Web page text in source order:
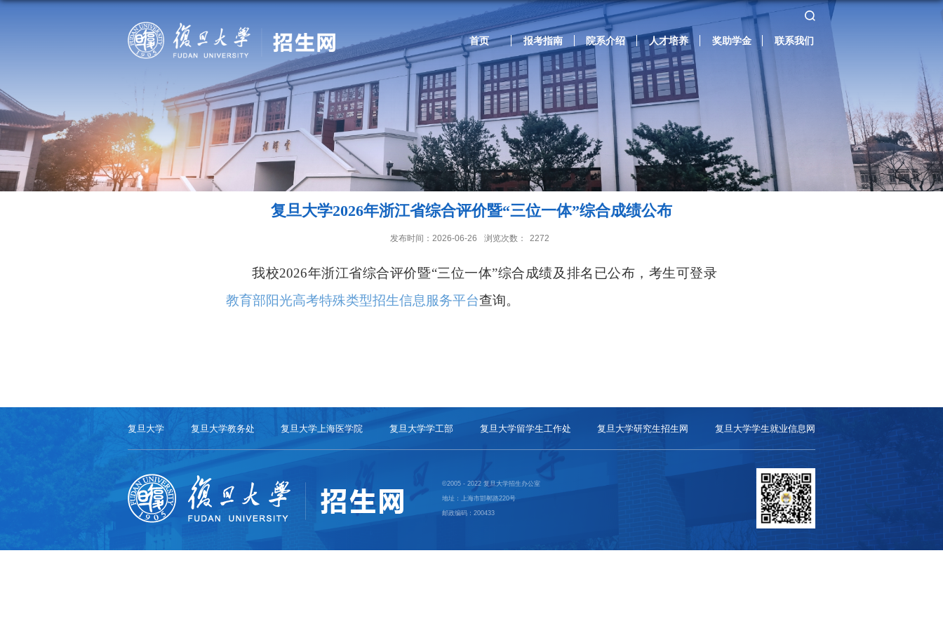
首页 报考指南 院系介绍 人才培养 奖助学金 联系我们
复旦大学2026年浙江省综合评价暨“三位一体”综合成绩公布
发布时间：2026-06-26 浏览次数： 2272
我校2026年浙江省综合评价暨“三位一体”综合成绩及排名已公布，考生可登录
教育部阳光高考特殊类型招生信息服务平台查询。
复旦大学 复旦大学教务处 复旦大学上海医学院 复旦大学学工部 复旦大学留学生工作处 复旦大学研究生招生网 复旦大学学生就业信息网
©2005 - 2022 复旦大学招生办公室
地址：上海市邯郸路220号
邮政编码：200433